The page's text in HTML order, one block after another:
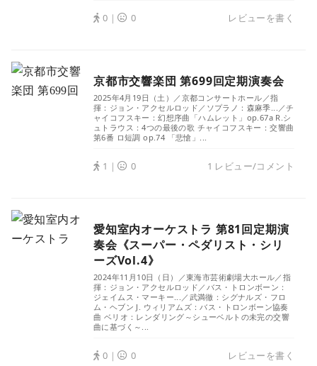
0｜ 0 レビューを書く
京都市交響楽団 第699回定期演奏会
2025年4月19日（土）／京都コンサートホール／指
揮：ジョン・アクセルロッド／ソプラノ：森麻季...／チ
ャイコフスキー：幻想序曲「ハムレット」op.67a R.シ
ュトラウス：4つの最後の歌 チャイコフスキー：交響曲
第6番 ロ短調 op.74 「悲愴」...
1｜ 0 1 レビュー/コメント
愛知室内オーケストラ 第81回定期演
奏会《スーパー・ペダリスト・シリ
ーズVol.4》
2024年11月10日（日）／東海市芸術劇場大ホール／指
揮：ジョン・アクセルロッド／バス・トロンボーン：
ジェイムス・マーキー...／武満徹：シグナルズ・フロ
ム・ヘブン J. ウィリアムズ：バス・トロンボーン協奏
曲 ベリオ：レンダリング～シューベルトの未完の交響
曲に基づく～...
0｜ 0 レビューを書く